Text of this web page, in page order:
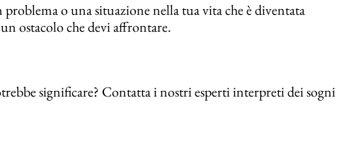
o una situazione nella tua vita che è diventata
ostacolo che devi affrontare.
significare? Contatta i nostri esperti interpreti dei sogni